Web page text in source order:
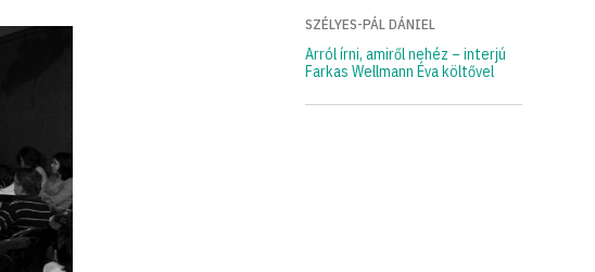
SZÉLYES-PÁL DÁNIEL
Arról írni, amiről nehéz – interjú
Farkas Wellmann Éva költővel